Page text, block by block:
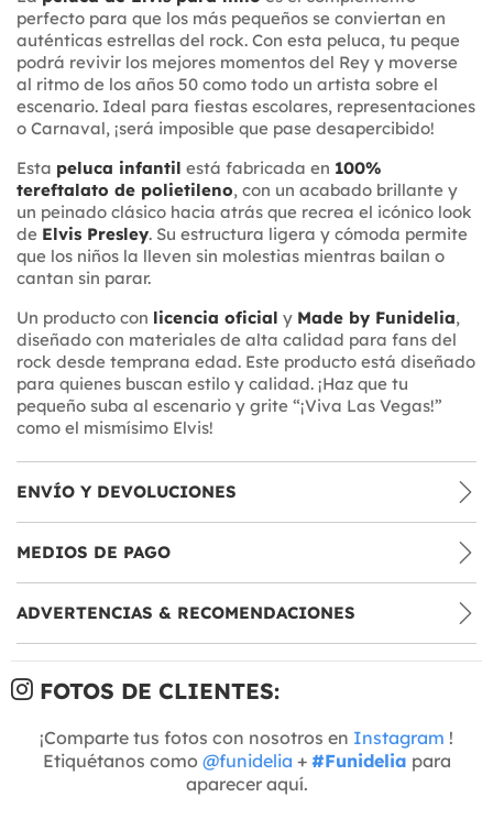
perfecto para que los más pequeños se conviertan en
auténticas estrellas del rock. Con esta peluca, tu peque
podrá revivir los mejores momentos del Rey y moverse
al ritmo de los años 50 como todo un artista sobre el
escenario. Ideal para fiestas escolares, representaciones
o Carnaval, ¡será imposible que pase desapercibido!
Esta peluca infantil está fabricada en 100%
tereftalato de polietileno, con un acabado brillante y
un peinado clásico hacia atrás que recrea el icónico look
de Elvis Presley. Su estructura ligera y cómoda permite
que los niños la lleven sin molestias mientras bailan o
cantan sin parar.
Un producto con licencia oficial y Made by Funidelia,
diseñado con materiales de alta calidad para fans del
rock desde temprana edad. Este producto está diseñado
para quienes buscan estilo y calidad. ¡Haz que tu
pequeño suba al escenario y grite “¡Viva Las Vegas!”
como el mismísimo Elvis!
ENVÍO Y DEVOLUCIONES
MEDIOS DE PAGO
ADVERTENCIAS & RECOMENDACIONES
FOTOS DE CLIENTES:
¡Comparte tus fotos con nosotros en Instagram !
Etiquétanos como @funidelia + #Funidelia para
aparecer aquí.